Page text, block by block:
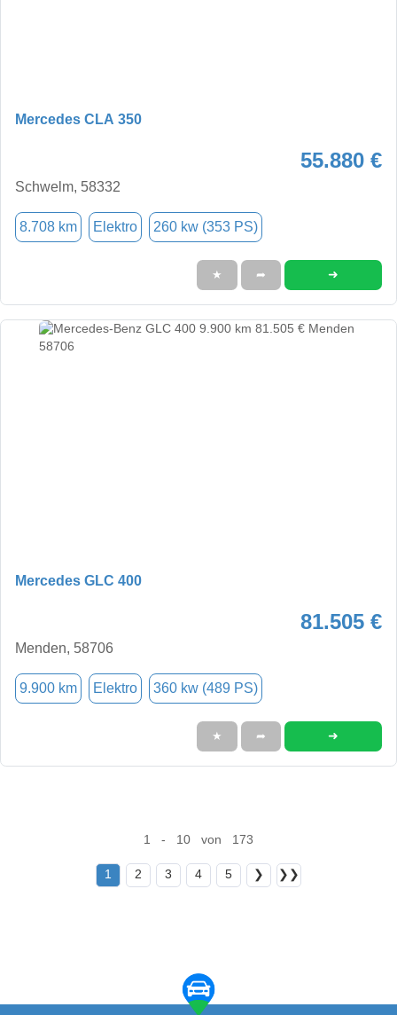
Mercedes CLA 350
55.880 €
Schwelm, 58332
8.708 km Elektro 260 kw (353 PS)
★ ➦ ➜
Mercedes GLC 400
81.505 €
Menden, 58706
9.900 km Elektro 360 kw (489 PS)
★ ➦ ➜
1 - 10 von 173
1 2 3 4 5 ❯ ❯❯